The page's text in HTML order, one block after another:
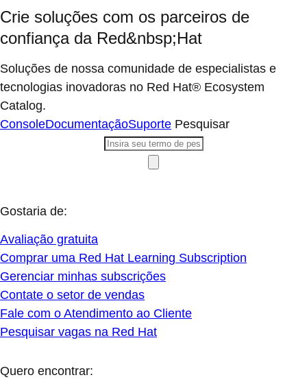
Crie soluções com os parceiros de
confiança da Red&nbsp;Hat
Soluções de nossa comunidade de especialistas e
tecnologias inovadoras no Red Hat® Ecosystem
Catalog.
ConsoleDocumentaçãoSuporte Pesquisar
Gostaria de:
Avaliação gratuita
Comprar uma Red Hat Learning Subscription
Gerenciar minhas subscrições
Contate o setor de vendas
Fale com o Atendimento ao Cliente
Pesquisar vagas na Red Hat
Quero encontrar: